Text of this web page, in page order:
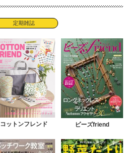
定期雑誌
コットンフレンド ビーズfriend